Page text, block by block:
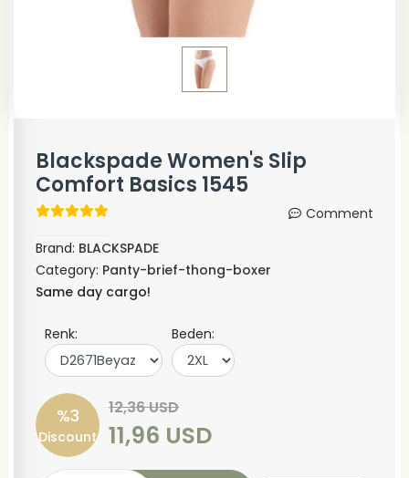
Blackspade Women's Slip
Comfort Basics 1545
Comment
Brand: BLACKSPADE
Category: Panty-brief-thong-boxer
Same day cargo!
Renk: Beden:
%3
Discount
12,36 USD
11,96 USD